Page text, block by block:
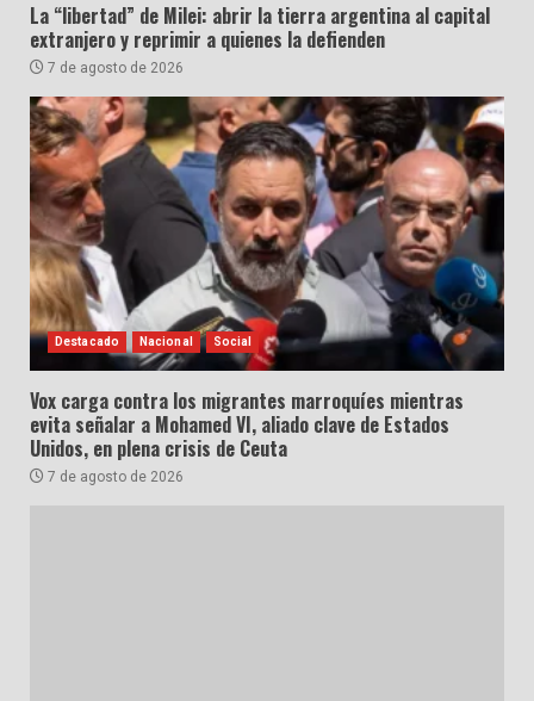
La “libertad” de Milei: abrir la tierra argentina al capital
extranjero y reprimir a quienes la defienden
7 de agosto de 2026
Destacado Nacional Social
Vox carga contra los migrantes marroquíes mientras
evita señalar a Mohamed VI, aliado clave de Estados
Unidos, en plena crisis de Ceuta
7 de agosto de 2026